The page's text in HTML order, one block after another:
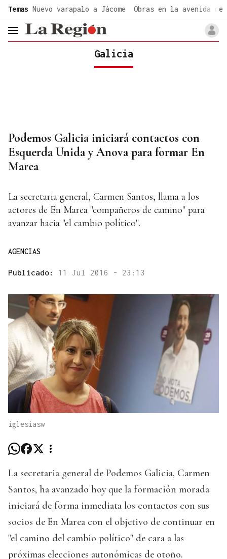
Temas Nuevo varapalo a Jácome Obras en la avenida de
header.menu.open
Galicia
Podemos Galicia iniciará contactos con
Esquerda Unida y Anova para formar En
Marea
La secretaria general, Carmen Santos, llama a los
actores de En Marea "compañeros de camino" para
avanzar hacia "el cambio político".
AGENCIAS
Publicado: 11 Jul 2016 - 23:13
iglesiasw
La secretaria general de Podemos Galicia, Carmen
Santos, ha avanzado hoy que la formación morada
iniciará de forma inmediata los contactos con sus
socios de En Marea con el objetivo de continuar en
"el camino del cambio político" de cara a las
próximas elecciones autonómicas de otoño.